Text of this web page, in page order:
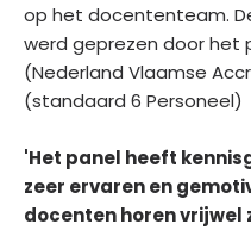
op het docententeam.
werd geprezen door het
(Nederland Vlaamse
(standaard 6 Personeel)
'Het panel heeft
zeer ervaren en
docenten horen